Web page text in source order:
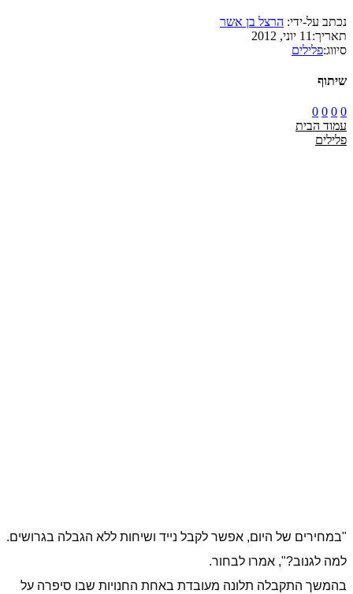
נכתב על-ידי: הרצל בן אשר
תאריך: 11 יוני, 2012
סיווג:פלילים
שיתוף
0
0
0
0
עמוד הבית
פלילים
"במחירים של היום, אפשר לקבל נייד ושיחות ללא הגבלה בגרושים.
למה לגנוב?", אמרו לבחור.
בהמשך התקבלה תלונה מעובדת באחת החנויות שבו סיפרה על